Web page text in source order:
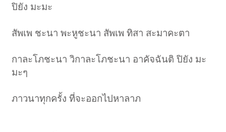
ปิยัง มะมะ
สัพเพ ชะนา พะหูชะนา สัพเพ ทิสา สะมาคะตา
กาละโภชะนา วิกาละโภชะนา อาคัจฉันติ ปิยัง มะ
มะๆ
ภาวนาทุกครั้ง ที่จะออกไปหาลาภ